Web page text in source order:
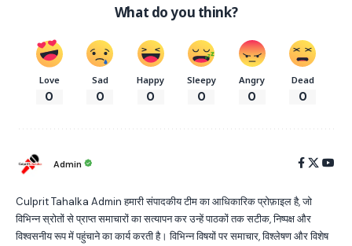
What do you think?
Love
0
Sad
0
Happy
0
Sleepy
0
Angry
0
Dead
0
Admin
Culprit Tahalka Admin हमारी संपादकीय टीम का आधिकारिक प्रोफ़ाइल है, जो
विभिन्न स्रोतों से प्राप्त समाचारों का सत्यापन कर उन्हें पाठकों तक सटीक, निष्पक्ष और
विश्वसनीय रूप में पहुंचाने का कार्य करती है। विभिन्न विषयों पर समाचार, विश्लेषण और विशेष